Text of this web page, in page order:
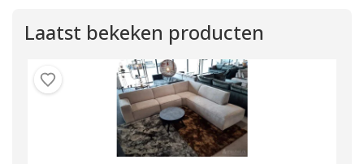
Laatst bekeken producten